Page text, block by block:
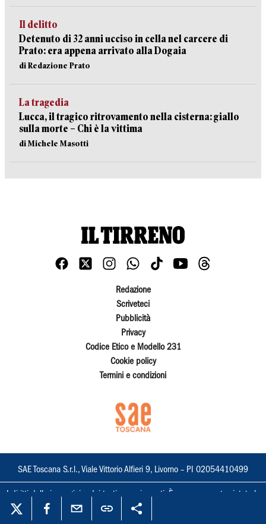
Il delitto
Detenuto di 32 anni ucciso in cella nel carcere di
Prato: era appena arrivato alla Dogaia
di Redazione Prato
La tragedia
Lucca, il tragico ritrovamento nella cisterna: giallo
sulla morte – Chi è la vittima
di Michele Masotti
Redazione
Scriveteci
Pubblicità
Privacy
Codice Etico e Modello 231
Cookie policy
Termini e condizioni
SAE Toscana S.r.l., Viale Vittorio Alfieri 9, Livorno – PI 02054410499
I diritti delle immagini e dei testi sono riservati. È espressamente vietata la
loro riproduzione con qualsiasi mezzo e l'adattamento totale o parziale.